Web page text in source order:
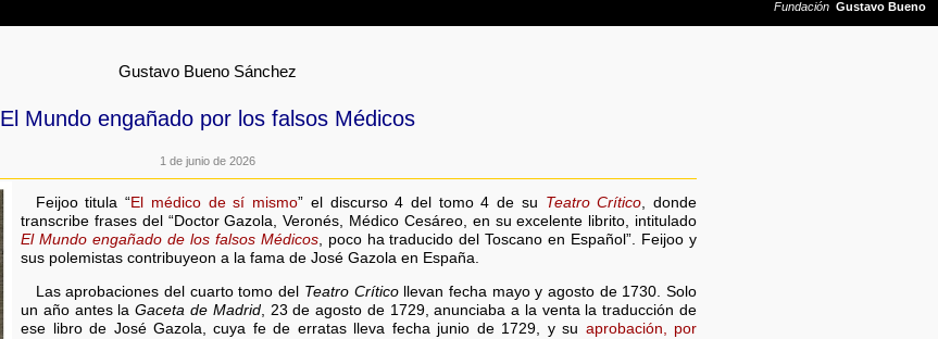
Gustavo Bueno Sánchez
El Mundo engañado por los falsos Médicos
1 de junio de 2026
Feijoo titula “El médico de sí mismo” el discurso 4 del tomo 4 de su Teatro Crítico, donde
transcribe frases del “Doctor Gazola, Veronés, Médico Cesáreo, en su excelente librito, intitulado
El Mundo engañado de los falsos Médicos, poco ha traducido del Toscano en Español”. Feijoo y
sus polemistas contribuyeon a la fama de José Gazola en España.
Las aprobaciones del cuarto tomo del Teatro Críticollevan fecha mayo y agosto de 1730. Solo
un año antes laGaceta de Madrid, 23 de agosto de 1729, anunciaba a la venta la traducción de
ese libro de José Gazola, cuya fe de erratas lleva fecha junio de 1729, y su aprobación, por